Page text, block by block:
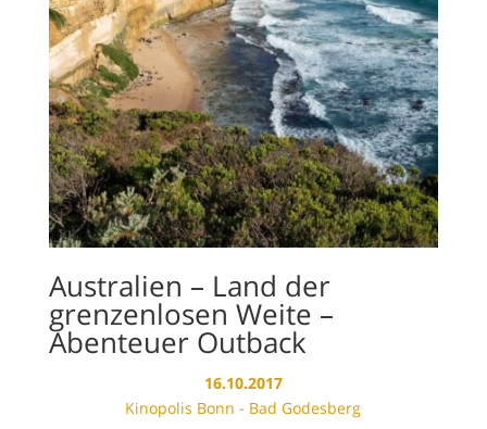
Australien – Land der
grenzenlosen Weite –
Abenteuer Outback
16.10.2017
Kinopolis Bonn - Bad Godesberg